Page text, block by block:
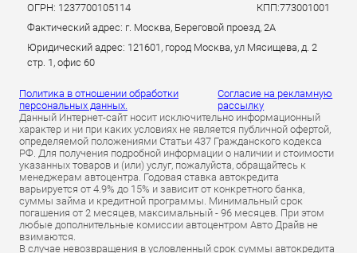
ОГРН: 1237700105114
КПП:773001001
Фактический адрес: г. Москва, Береговой проезд, 2А
Юридический адрес: 121601, город Москва, ул Мясищева, д. 2
стр. 1, офис 60
Политика в отношении обработки
персональных данных.
Согласие на рекламную
рассылку
Данный Интернет-сайт носит исключительно информационный
характер и ни при каких условиях не является публичной офертой,
определяемой положениями Статьи 437 Гражданского кодекса
РФ. Для получения подробной информации о наличии и стоимости
указанных товаров и (или) услуг, пожалуйста, обращайтесь к
менеджерам автоцентра. Годовая ставка автокредита
варьируется от 4.9% до 15% и зависит от конкретного банка,
суммы займа и кредитной программы. Минимальный срок
погашения от 2 месяцев, максимальный - 96 месяцев. При этом
любые дополнительные комиссии автоцентром Авто Драйв не
взимаются.
В случае невозвращения в условленный срок суммы автокредита